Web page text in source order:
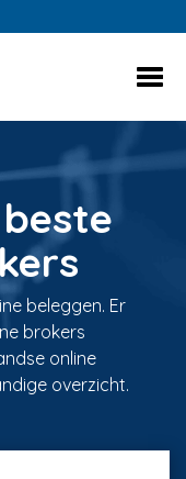
beleggen. Er
brokers
online
overzicht.